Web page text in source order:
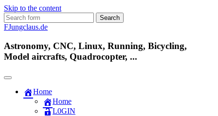
Skip to the content
Search
for:
FJungclaus.de
Astronomy, CNC, Linux, Running, Bicycling,
Model aircrafts, Quadrocopter, ...
Home
Home
L​0​​GIN